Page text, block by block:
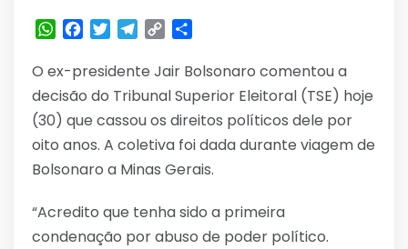
WhatsApp
Facebook
TwitterTelegram
Copy
O ex-presidente Jair Bolsonaro comentou a
decisão do Tribunal Superior Eleitoral (TSE) hoje
(30) que cassou os direitos políticos dele por
oito anos. A coletiva foi dada durante viagem de
Bolsonaro a Minas Gerais.
“Acredito que tenha sido a primeira
condenação por abuso de poder político.